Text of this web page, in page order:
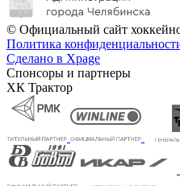
© Официальный сайт
Политика
Сделано в Xpage
Спонсоры и партнеры
ХК Трактор